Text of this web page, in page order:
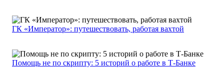
ГК «Император»: путешествовать, работая вахтой
Помощь не по скрипту: 5 историй о работе в Т-Банке